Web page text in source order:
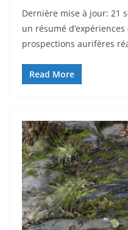
Dernière mise à jour: 21
un résumé
prospections aurifères
Read More